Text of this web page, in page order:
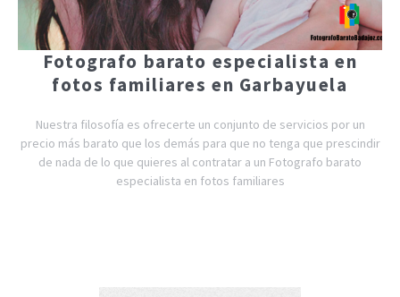
Fotografo barato especialista en
fotos familiares en Garbayuela
Nuestra filosofía es ofrecerte un conjunto de servicios por un
precio más barato que los demás para que no tenga que prescindir
de nada de lo que quieres al contratar a un Fotografo barato
especialista en fotos familiares